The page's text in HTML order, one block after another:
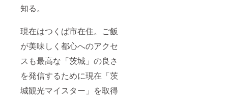
知る。
現在はつくば市在住。ご飯
が美味しく都心へのアクセ
スも最高な「茨城」の良さ
を発信するために現在「茨
城観光マイスター」を取得